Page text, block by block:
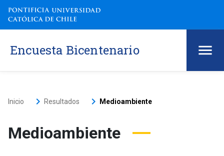
Encuesta Bicentenario
Inicio keyboard_arrow_right Resultados keyboard_arrow_right Medioambiente
Medioambiente